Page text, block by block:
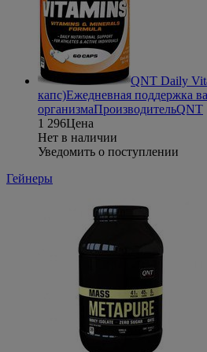
QNT Daily
капс)Ежедневная поддержка
организмаПроизводительQNT
1 296Цена
Нет в наличии
Уведомить о поступлении
Гейнеры